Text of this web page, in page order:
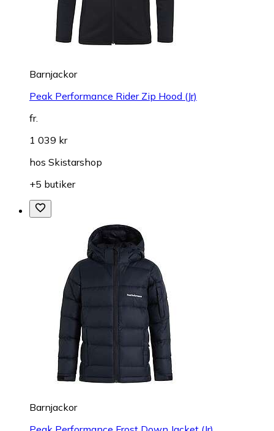
Barnjackor
Peak Performance Rider Zip Hood (Jr)
fr.
1 039 kr
hos Skistarshop
+5 butiker
Barnjackor